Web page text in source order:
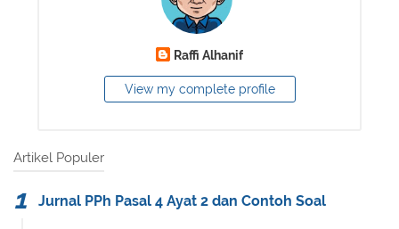
Raffi Alhanif
View my complete profile
Artikel Populer
Jurnal PPh Pasal 4 Ayat 2 dan Contoh Soal